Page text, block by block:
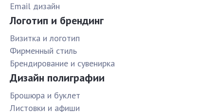
Email дизайн
Логотип и брендинг
Визитка и логотип
Фирменный стиль
Брендирование и сувенирка
Дизайн полиграфии
Брошюра и буклет
Листовки и афиши